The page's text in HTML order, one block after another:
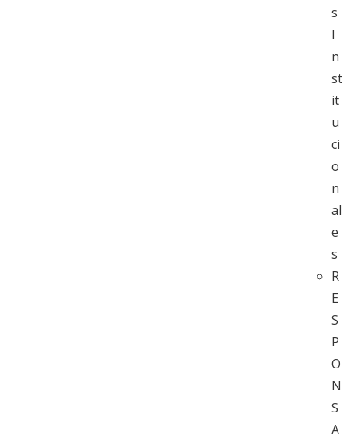
s
I
n
st
it
u
ci
o
n
al
e
s
R
E
S
P
O
N
S
A